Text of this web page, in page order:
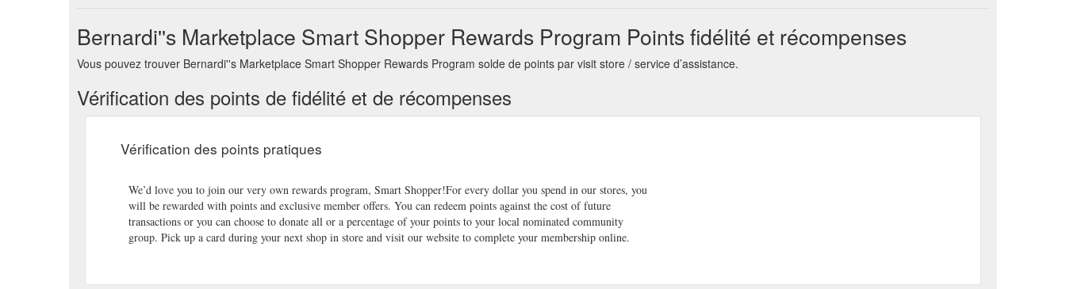
Bernardi''s Marketplace Smart Shopper Rewards Program Points fidélité et récompenses
Vous pouvez trouver Bernardi''s Marketplace Smart Shopper Rewards Program solde de points par visit store / service d’assistance.
Vérification des points de fidélité et de récompenses
Vérification des points pratiques
We’d love you to join our very own rewards program, Smart Shopper!For every dollar you spend in our stores, you
will be rewarded with points and exclusive member offers. You can redeem points against the cost of future
transactions or you can choose to donate all or a percentage of your points to your local nominated community
group. Pick up a card during your next shop in store and visit our website to complete your membership online.